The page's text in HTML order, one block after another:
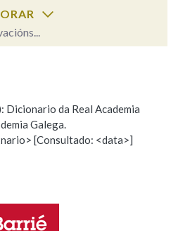
un erro na palabra
Dicionario da Real Academia
Galega.
[Consultado: <data>]